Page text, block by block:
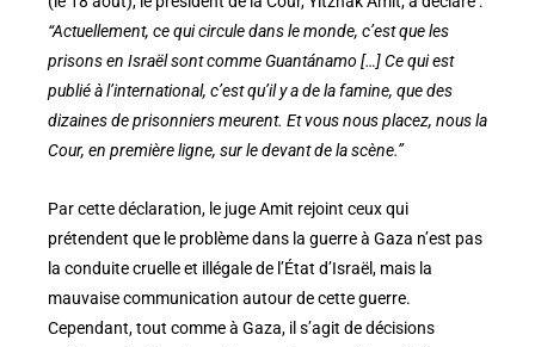
“Actuellement, ce qui circule dans le monde, c’est que les
prisons en Israël sont comme Guantánamo […] Ce qui est
publié à l’international, c’est qu’il y a de la famine, que des
dizaines de prisonniers meurent. Et vous nous placez, nous la
Cour, en première ligne, sur le devant de la scène.”
Par cette déclaration, le juge Amit rejoint ceux qui
prétendent que le problème dans la guerre à Gaza n’est pas
la conduite cruelle et illégale de l’État d’Israël, mais la
mauvaise communication autour de cette guerre.
Cependant, tout comme à Gaza, il s’agit de décisions